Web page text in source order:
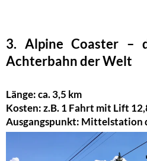
3. Alpine Coaster –
Achterbahn der Welt
Länge: ca. 3,5 km
Kosten: z.B. 1 Fahrt mit Lift
Ausgangspunkt: Mittelstation